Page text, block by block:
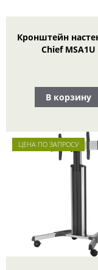
Кронштейн
Chief MSA1U
В корзину
ЦЕНА ПО ЗАПРОСУ